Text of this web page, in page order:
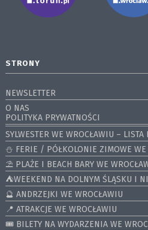
STRONY
NEWSLETTER
O NAS
POLITYKA PRYWATNOŚCI
SYLWESTER WE WROCŁAWIU –
⛄️ FERIE / PÓŁKOLONIE ZIMOWE
⛱️ PLAŻE I BEACH BARY WE
⛺️WEEKEND NA DOLNYM ŚLĄSKU I
🔮 ANDRZEJKI WE WROCŁAWIU
📍 ATRAKCJE WE WROCŁAWIU
🎟️ BILETY NA WYDARZENIA WE